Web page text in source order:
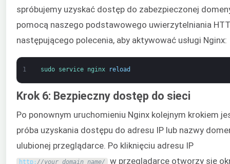
spróbujemy uzyskać dostęp do zabezpieczonej
pomocą naszego podstawowego uwierzytelniania
następującego polecenia, aby aktywować usługi Nginx:
1 sudo service nginx reload
Krok 6: Bezpieczny dostęp do sieci
Po ponownym uruchomieniu Nginx kolejnym krokiem
próba uzyskania dostępu do adresu IP lub nazwy
ulubionej przeglądarce. Po kliknięciu adresu IP
http: //your_domain_name/ w przeglądarce otworzy się